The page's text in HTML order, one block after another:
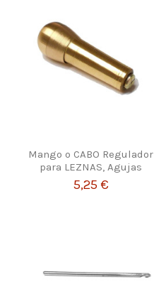
Mango o CABO Regulador
para LEZNAS, Agujas
5,25 €